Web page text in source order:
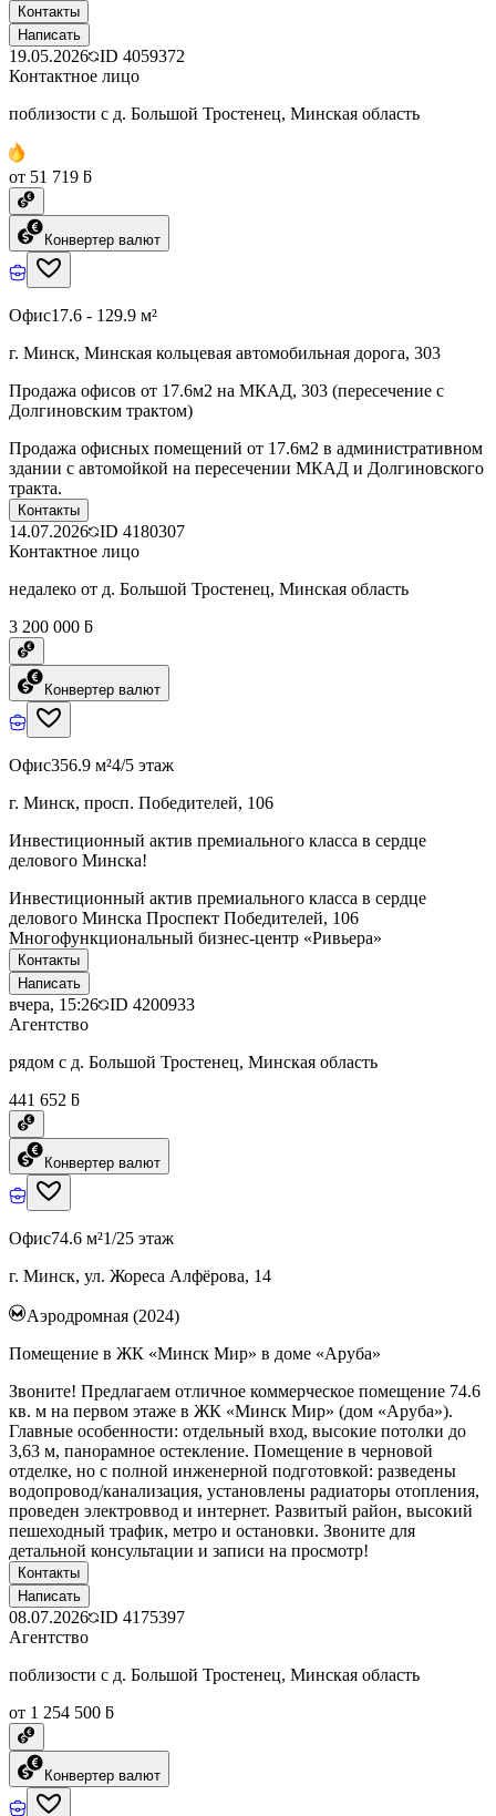
Контакты
Написать
19.05.2026 ID 4059372
Контактное лицо
поблизости с д. Большой Тростенец, Минская область
от 51 719 ƃ
Конвертер валют
Офис17.6 - 129.9 м²
г. Минск, Минская кольцевая автомобильная дорога, 303
Продажа офисов от 17.6м2 на МКАД, 303 (пересечение с
Долгиновским трактом)
Продажа офисных помещений от 17.6м2 в административном
здании с автомойкой на пересечении МКАД и Долгиновского
тракта.
Контакты
14.07.2026 ID 4180307
Контактное лицо
недалеко от д. Большой Тростенец, Минская область
3 200 000 ƃ
Конвертер валют
Офис356.9 м²4/5 этаж
г. Минск, просп. Победителей, 106
Инвестиционный актив премиального класса в сердце
делового Минска!
Инвестиционный актив премиального класса в сердце
делового Минска Проспект Победителей, 106
Многофункциональный бизнес-центр «Ривьера»
Контакты
Написать
вчера, 15:26 ID 4200933
Агентство
рядом с д. Большой Тростенец, Минская область
441 652 ƃ
Конвертер валют
Офис74.6 м²1/25 этаж
г. Минск, ул. Жореса Алфёрова, 14
Аэродромная (2024)
Помещение в ЖК «Минск Мир» в доме «Аруба»
Звоните! Предлагаем отличное коммерческое помещение 74.6
кв. м на первом этаже в ЖК «Минск Мир» (дом «Аруба»).
Главные особенности: отдельный вход, высокие потолки до
3,63 м, панорамное остекление. Помещение в черновой
отделке, но с полной инженерной подготовкой: разведены
водопровод/канализация, установлены радиаторы отопления,
проведен электроввод и интернет. Развитый район, высокий
пешеходный трафик, метро и остановки. Звоните для
детальной консультации и записи на просмотр!
Контакты
Написать
08.07.2026 ID 4175397
Агентство
поблизости с д. Большой Тростенец, Минская область
от 1 254 500 ƃ
Конвертер валют